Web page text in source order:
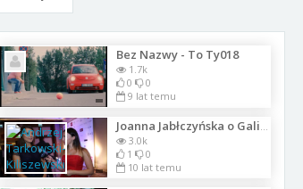
Bez Nazwy - To Ty018
1.7k
0
0
9 lat temu
3.0k
1
0
10 lat temu